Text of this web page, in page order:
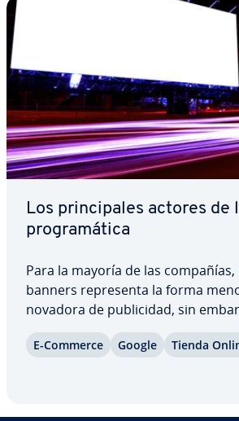
Los pri­n­ci­pa­les actores de
pro­gra­má­ti­ca
Para la mayoría de las
banners re­pre­se­n­ta la forma
no­va­do­ra de pu­bli­ci­dad, sin
dad de display no ha dejado de
últimos años. Gracias a la
E-Commerce Google Tienda